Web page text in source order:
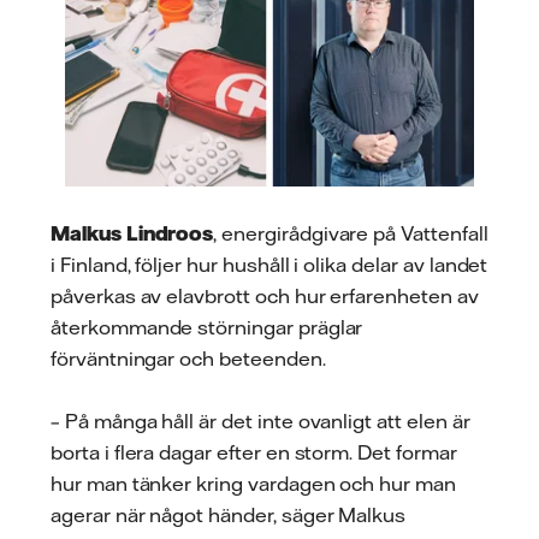
Malkus Lindroos, energirådgivare på Vattenfall
i Finland, följer hur hushåll i olika delar av landet
påverkas av elavbrott och hur erfarenheten av
återkommande störningar präglar
förväntningar och beteenden.
– På många håll är det inte ovanligt att elen är
borta i flera dagar efter en storm. Det formar
hur man tänker kring vardagen och hur man
agerar när något händer, säger Malkus